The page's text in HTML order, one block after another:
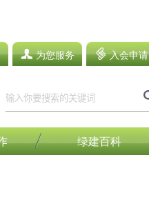
为您服务 入会申请
绿建百科